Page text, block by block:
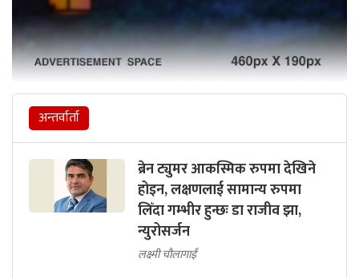
अन्तर्वार्ता
ब्रेन ट्युमर आकस्मिक रुपमा देखिने
होइन, लक्षणलाई सामान्य रुपमा
लिँदा गम्भीर हुन्छः डा राजीव झा,
न्युरोसर्जन
लक्ष्मी चौलागाईं